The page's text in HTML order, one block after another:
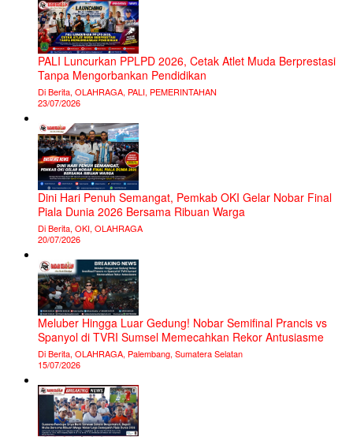
PALI Luncurkan PPLPD 2026, Cetak Atlet Muda Berprestasi
Tanpa Mengorbankan Pendidikan
Di Berita, OLAHRAGA, PALI, PEMERINTAHAN
23/07/2026
Dini Hari Penuh Semangat, Pemkab OKI Gelar Nobar Final
Piala Dunia 2026 Bersama Ribuan Warga
Di Berita, OKI, OLAHRAGA
20/07/2026
Meluber Hingga Luar Gedung! Nobar Semifinal Prancis vs
Spanyol di TVRI Sumsel Memecahkan Rekor Antusiasme
Di Berita, OLAHRAGA, Palembang, Sumatera Selatan
15/07/2026